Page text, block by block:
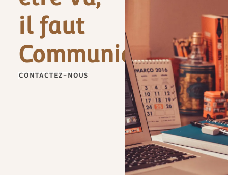
il faut
Communiquer
CONTACTEZ-NOUS